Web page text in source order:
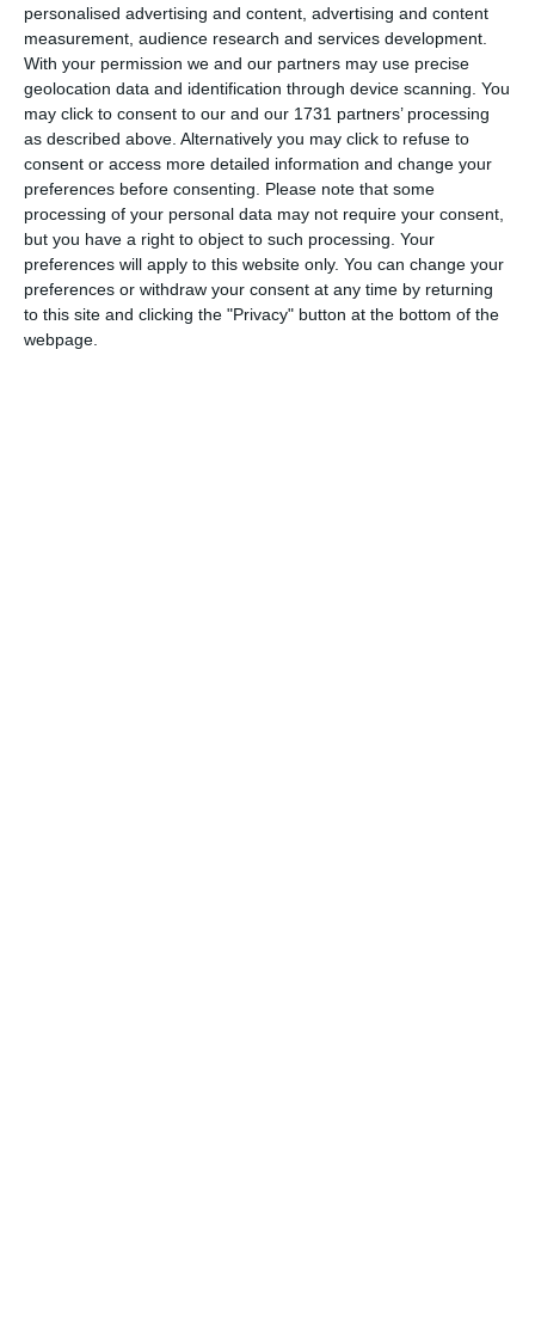
personalised advertising and content, advertising and content
measurement, audience research and services development.
With your permission we and our partners may use precise
geolocation data and identification through device scanning. You
may click to consent to our and our 1731 partners’ processing
as described above. Alternatively you may click to refuse to
consent or access more detailed information and change your
preferences before consenting. Please note that some
processing of your personal data may not require your consent,
but you have a right to object to such processing. Your
preferences will apply to this website only. You can change your
preferences or withdraw your consent at any time by returning
to this site and clicking the "Privacy" button at the bottom of the
webpage.
Ti-a placut articolul?
COMENTARII
Nume